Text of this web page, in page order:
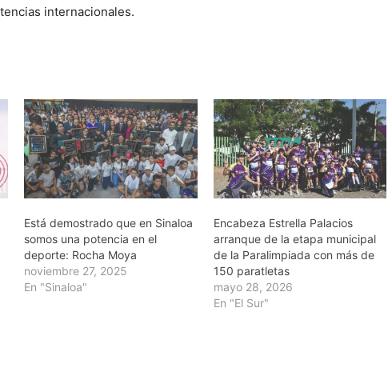
internacionales.
Está demostrado que en Sinaloa
somos una potencia en el
deporte: Rocha Moya
noviembre 27, 2025
En "Sinaloa"
Encabeza Estrella Palacios
arranque de la etapa municipal
de la Paralimpiada con más de
150 paratletas
mayo 28, 2026
En "El Sur"